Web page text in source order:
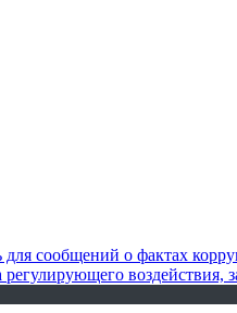
для сообщений о фактах
регулирующего